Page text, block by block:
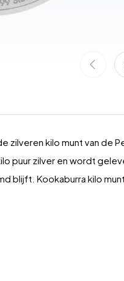
zilveren kilo munt van de
puur zilver en wordt
blijft. Kookaburra kilo munt